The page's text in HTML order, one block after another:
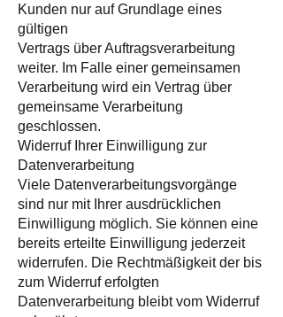
Kunden nur auf Grundlage eines
gültigen
Vertrags über Auftragsverarbeitung
weiter. Im Falle einer gemeinsamen
Verarbeitung wird ein Vertrag über
gemeinsame Verarbeitung
geschlossen.
Widerruf Ihrer Einwilligung zur
Datenverarbeitung
Viele Datenverarbeitungsvorgänge
sind nur mit Ihrer ausdrücklichen
Einwilligung möglich. Sie können eine
bereits erteilte Einwilligung jederzeit
widerrufen. Die Rechtmäßigkeit der bis
zum Widerruf erfolgten
Datenverarbeitung bleibt vom Widerruf